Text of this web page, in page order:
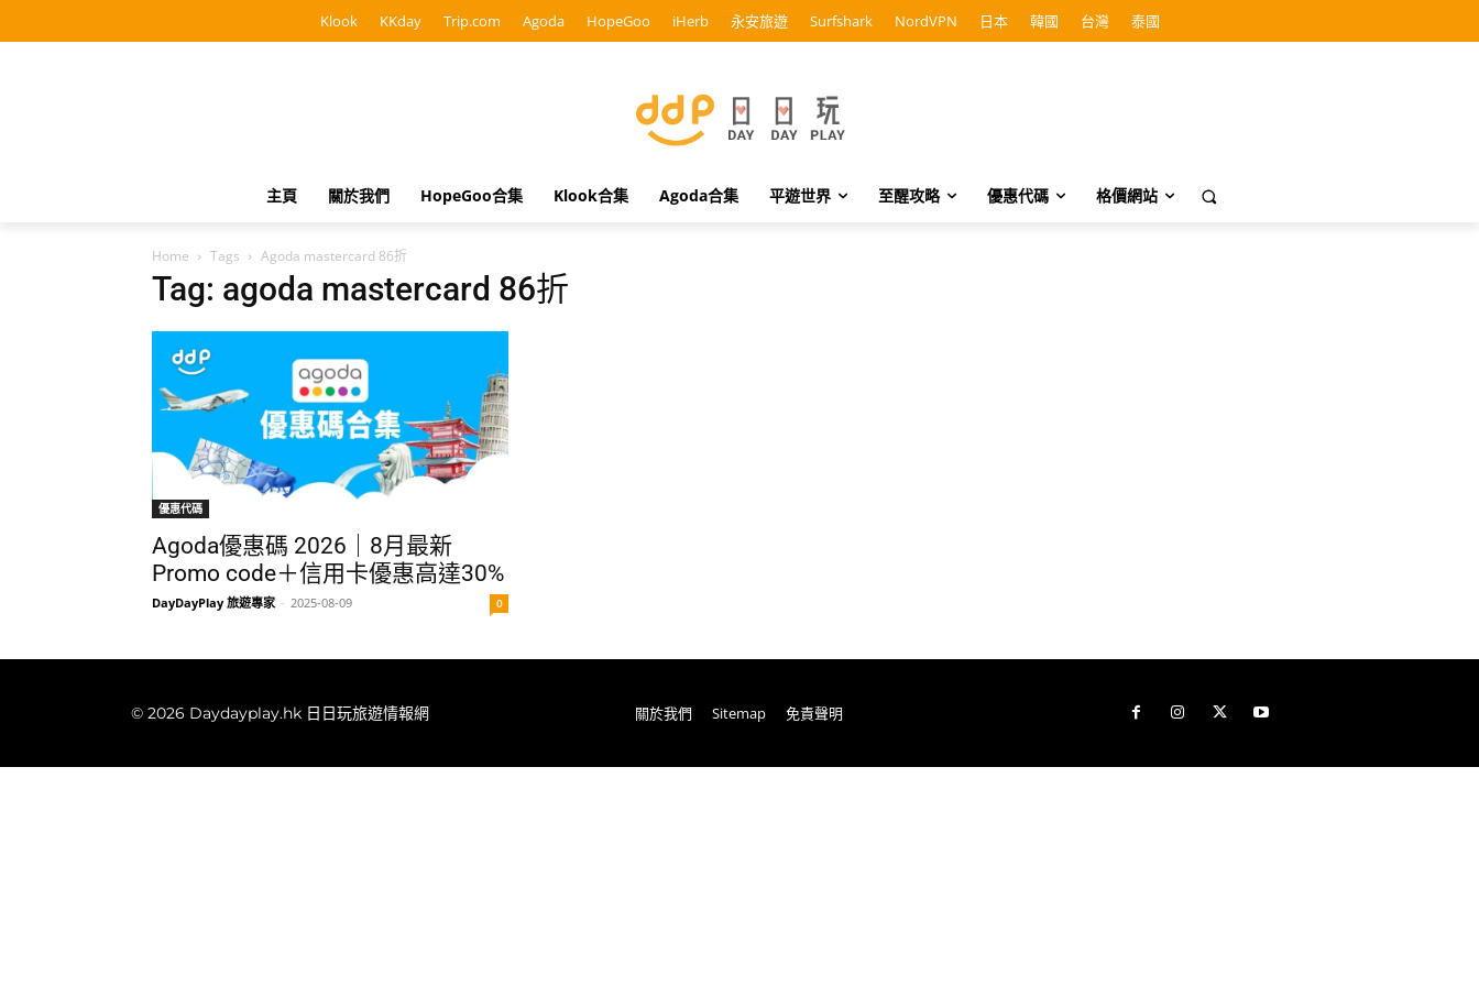
Klook KKday Trip.com Agoda HopeGoo iHerb 永安旅遊 Surfshark NordVPN 日本 韓國 台灣 泰國
主頁 關於我們 HopeGoo合集 Klook合集 Agoda合集 平遊世界 至醒攻略 優惠代碼 格價網站
Home Tags Agoda mastercard 86折
Tag: agoda mastercard 86折
優惠代碼
Agoda優惠碼 2026｜8月最新
Promo code＋信用卡優惠高達30%
DayDayPlay 旅遊專家 - 2025-08-09 0
© 2026 Daydayplay.hk 日日玩旅遊情報網 關於我們 Sitemap 免責聲明